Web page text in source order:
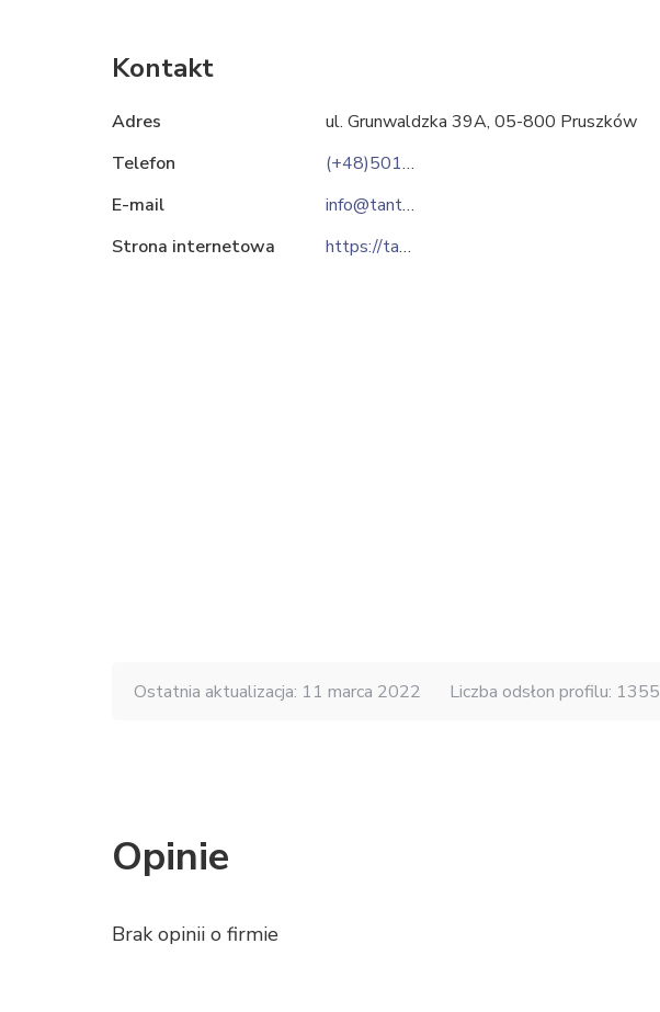
Kontakt
Adres
ul. Grunwaldzka 39A, 05-800 Pruszków
Telefon
(+48)501256256
E-mail
info@tantus.pl
Strona internetowa
https://tantus.pl
Ostatnia aktualizacja: 11 marca 2022 Liczba odsłon profilu: 1355
Opinie
Brak opinii o firmie